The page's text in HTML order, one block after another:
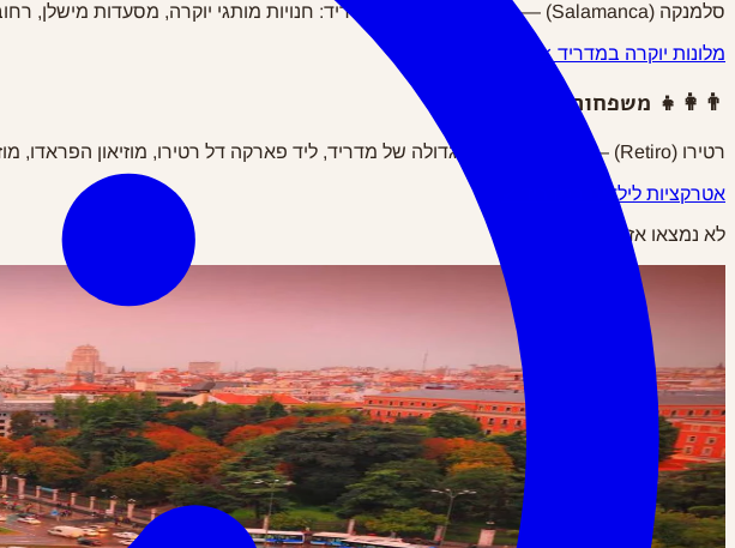
סלמנקה (Salamanca) — שכונת היוקרה של מדריד: חנויות מותגי יוקרה, מסעדות מישלן, רחוב סרנו ומלונות 5 כוכבים. הגרסה המדרילנית של השאנז אליזה.
מלונות יוקרה במדריד ↙
👨‍👩‍👧 משפחות ופארקים
רטירו (Retiro) — שכונת הפארק הגדולה של מדריד, ליד פארקה דל רטירו, מוזיאון הפראדו, מוזיאון רינה סופיה ופעילויות לילדים לאורך כל השנה.
אטרקציות לילדים במדריד ↙
לא נמצאו אזורים כרגע.